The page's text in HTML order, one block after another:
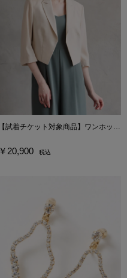
【試着チケット対象商品】ワンホックショートテーラードジャケット
￥20,900 税込